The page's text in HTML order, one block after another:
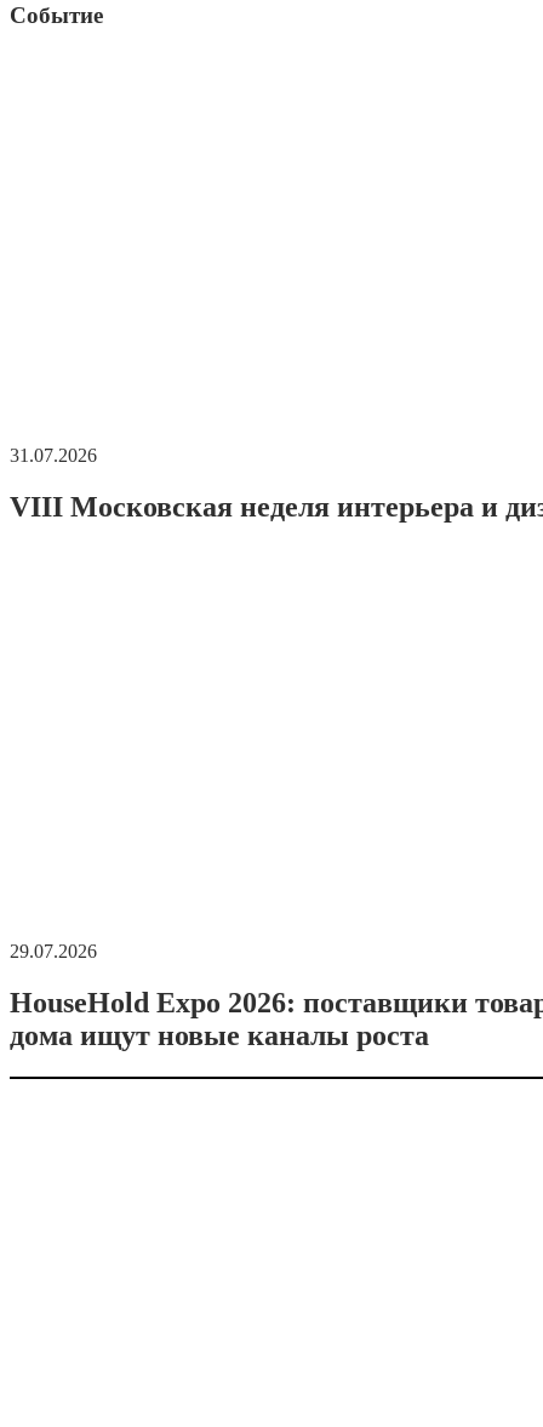
Событие
31.07.2026
VIII Московская неделя интерьера и
29.07.2026
HouseHold Expo 2026: поставщики
дома ищут новые каналы роста